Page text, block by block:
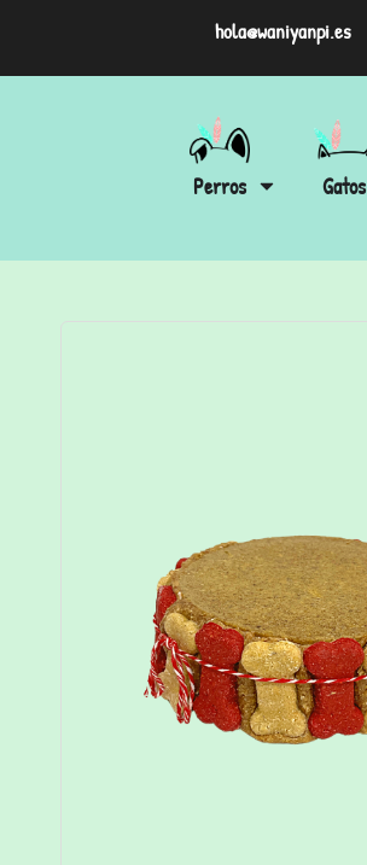
hola@waniyanpi.es
Perros Gatos